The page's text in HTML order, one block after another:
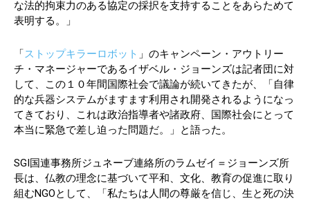
な法的拘束力のある協定の採択を支持することをあらためて
表明する。」
「 ストップキラーロボット 」のキャンペーン・アウトリー
チ・マネージャーであるイザベル・ジョーンズは記者団に対
して、この１０年間国際社会で議論が続いてきたが、「自律
的な兵器システムがますます利用され開発されるようになっ
てきており、これは政治指導者や諸政府、国際社会にとって
本当に緊急で差し迫った問題だ。」と語った。
SGI国連事務所ジュネーブ連絡所のラムゼイ＝ジョーンズ所
長は、仏教の理念に基づいて平和、文化、教育の促進に取り
組むNGOとして、「私たちは人間の尊厳を信じ、生と死の決